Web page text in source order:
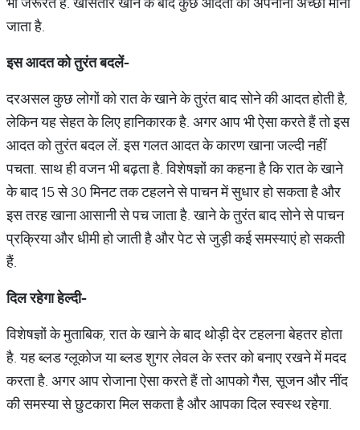
जाता है.
इसआदतकोतुरंतबदलें-
दरअसल कुछ लोगों को रात के खाने के तुरंत बाद सोने की आदत होती है,
लेकिन यह सेहत के लिए हानिकारक है. अगर आप भी ऐसा करते हैं तो इस
आदत को तुरंत बदल लें. इस गलत आदत के कारण खाना जल्दी नहीं
पचता. साथ ही वजन भी बढ़ता है. विशेषज्ञों का कहना है कि रात के खाने
के बाद 15 से 30 मिनट तक टहलने से पाचन में सुधार हो सकता है और
इस तरह खाना आसानी से पच जाता है. खाने के तुरंत बाद सोने से पाचन
प्रक्रिया और धीमी हो जाती है और पेट से जुड़ी कई समस्याएं हो सकती
हैं.
दिलरहेगाहेल्दी-
विशेषज्ञों के मुताबिक, रात के खाने के बाद थोड़ी देर टहलना बेहतर होता
है. यह ब्लड ग्लूकोज या ब्लड शुगर लेवल के स्तर को बनाए रखने में मदद
करता है. अगर आप रोजाना ऐसा करते हैं तो आपको गैस, सूजन और नींद
की समस्या से छुटकारा मिल सकता है और आपका दिल स्वस्थ रहेगा.